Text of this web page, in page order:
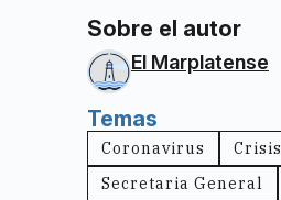
Sobre el autor
El Marplatense
Temas
Coronavirus
Crisis
Secretaria General